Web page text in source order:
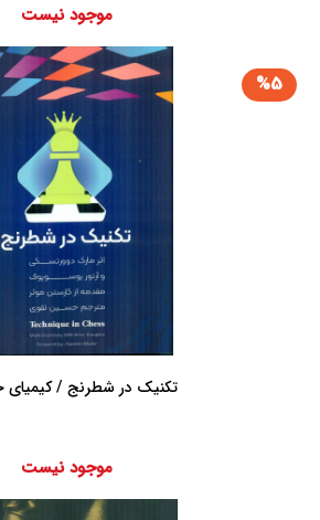
موجود نیست
%5
تکنیک در شطرنج /
موجود نیست